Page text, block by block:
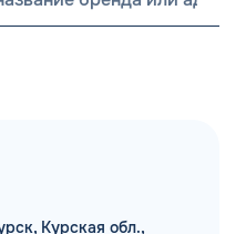
Курская обл.,